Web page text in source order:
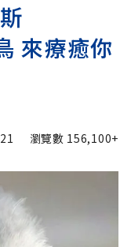
來療癒你
瀏覽數 156,100+